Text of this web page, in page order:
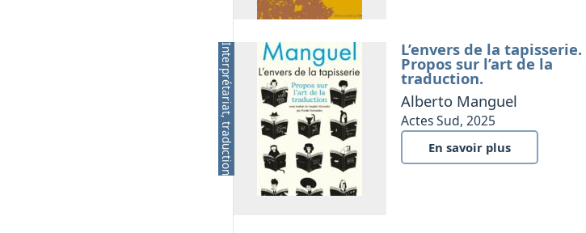
Interprétariat, traduction L’envers de la tapisserie.
Propos sur l’art de la
traduction.
Alberto Manguel
Actes Sud, 2025
En savoir plus